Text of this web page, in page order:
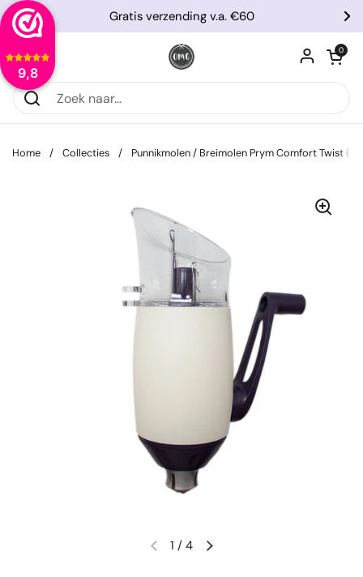
9,8
Ga naar content
Vorige
Gratis verzending v.a. €60
Menu openen
0
Home / Collecties / Punnikmolen / Breimolen Prym Comfort Twist
Vorige diaVolgende dia
1 / 4